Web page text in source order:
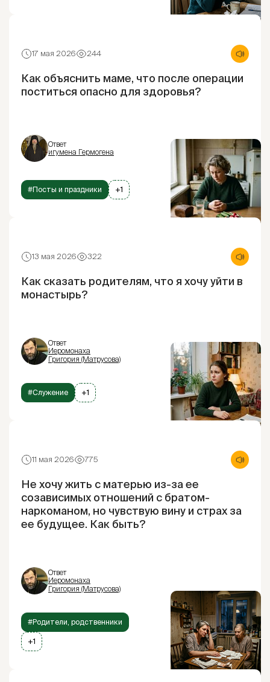
17 мая 2026 244
Как объяснить маме, что после операции
поститься опасно для здоровья?
Ответ
игумена Гермогена
#Посты и праздники +1
13 мая 2026 322
Как сказать родителям, что я хочу уйти в
монастырь?
Ответ
Иеромонаха
Григория (Матрусова)
#Служение +1
11 мая 2026 775
Не хочу жить с матерью из-за ее
созависимых отношений с братом-
наркоманом, но чувствую вину и страх за
ее будущее. Как быть?
Ответ
Иеромонаха
Григория (Матрусова)
#Родители, родственники
+1